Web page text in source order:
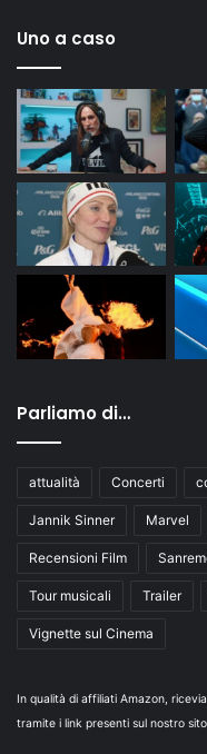
Uno a caso
Parliamo di…
attualità Concerti
Jannik Sinner Marvel
Recensioni Film
Tour musicali Trailer
Vignette sul Cinema
In qualità di affiliati Amazon,
tramite i link presenti sul nostro